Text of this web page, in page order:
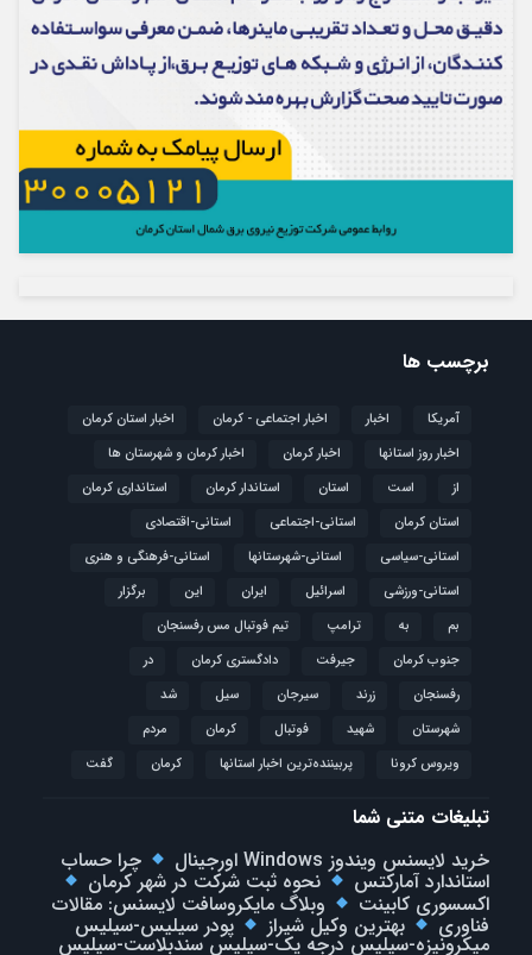
برچسب ها
آمریکا اخبار اخبار اجتماعی - کرمان
اخبار استان کرمان
اخبار روز استانها
اخبار کرمان
اخبار کرمان و شهرستان ها
از
است استان استاندار کرمان
استانداری کرمان
استان کرمان
استانی-اجتماعی
استانی-اقتصادی
استانی-سیاسی
استانی-شهرستانها
استانی-فرهنگی و هنری
استانی-ورزشی
اسرائیل ایران این
برگزار
بم
به ترامپ
تیم فوتبال مس رفسنجان
جنوب کرمان
جیرفت دادگستری کرمان
در
رفسنجان
زرند سیرجان سیل
شد
شهرستان
شهید فوتبال كرمان
مردم
ویروس کرونا
پربیننده‌ترین اخبار استانها کرمان گفت
تبلیغات متنی شما
خرید لایسنس ویندوز Windows اورجینال
چرا حساب
استاندارد آمارکتس نحوه ثبت شرکت در شهر کرمان
اکسسوری کابینت وبلاگ مایکروسافت لایسنس: مقالات
فناوری بهترین وکیل شیراز پودر سیلیس-سیلیس
میکرونیزه-سیلیس درجه یک-سیلیس سندبلاست-سیلیس